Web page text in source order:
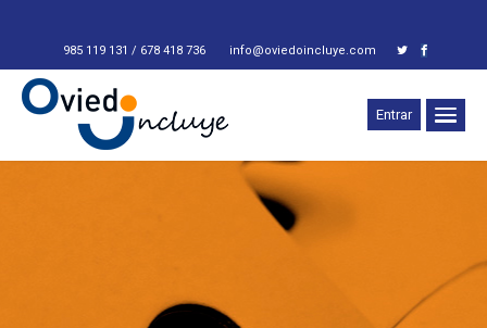
985 119 131 / 678 418 736 info@oviedoincluye.com
Entrar